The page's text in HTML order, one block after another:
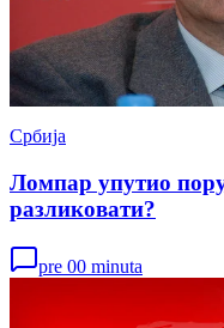
Србија
Ломпар упутио
разликовати?
pre 00 minuta